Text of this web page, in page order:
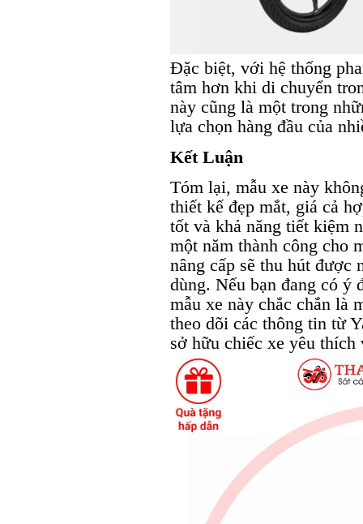
Đặc biệt, với hệ thống
tâm hơn khi di chuyển
này cũng là một trong
lựa chọn hàng đầu của
Kết Luận
Tóm lại, mẫu xe này
thiết kế đẹp mắt, giá cả
tốt và khả năng tiết kiệm
một năm thành công cho
nâng cấp sẽ thu hút
dùng. Nếu bạn đang có ý
mẫu xe này chắc chắn là
theo dõi các thông tin từ
sở hữu chiếc xe yêu